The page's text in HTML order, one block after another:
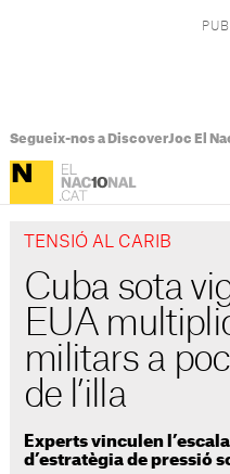
Segueix-nos a DiscoverJoc El
TENSIÓ AL CARIB
Cuba sota
EUA
militars a
de l’illa
Experts vinculen
d’estratègia de pressió